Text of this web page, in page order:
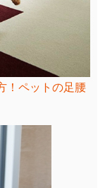
！ペットの足腰